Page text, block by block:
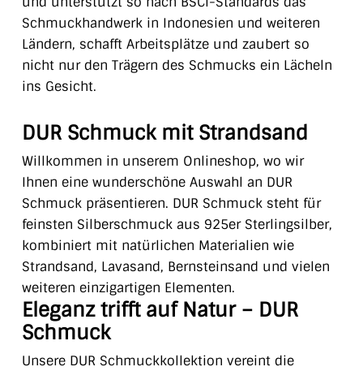
Schmuckhandwerk in Indonesien und weiteren
Ländern, schafft Arbeitsplätze und zaubert so
nicht nur den Trägern des Schmucks ein Lächeln
ins Gesicht.
DUR Schmuck mit Strandsand
Willkommen in unserem Onlineshop, wo wir
Ihnen eine wunderschöne Auswahl an DUR
Schmuck präsentieren. DUR Schmuck steht für
feinsten Silberschmuck aus 925er Sterlingsilber,
kombiniert mit natürlichen Materialien wie
Strandsand, Lavasand, Bernsteinsand und vielen
weiteren einzigartigen Elementen.
Eleganz trifft auf Natur – DUR
Schmuck
Unsere DUR Schmuckkollektion vereint die